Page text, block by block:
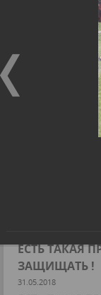
(81378)
+7 (921) 782-59-41
ЕДДС 8 (81378) 2-21-75
ЕСТЬ ТАКАЯ
ЗАЩИЩАТЬ !
31.05.2018